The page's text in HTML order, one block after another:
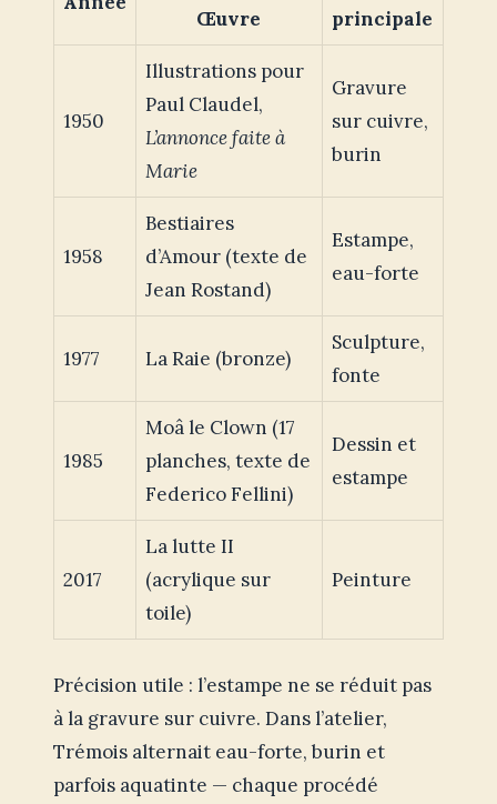
Œuvre
principale
1950
Illustrations pour
Paul Claudel,
L’annonce faite à
Marie
Gravure
sur cuivre,
burin
1958
Bestiaires
d’Amour (texte de
Jean Rostand)
Estampe,
eau-forte
1977 La Raie (bronze)
Sculpture,
fonte
1985
Moâ le Clown (17
planches, texte de
Federico Fellini)
Dessin et
estampe
2017
La lutte II
(acrylique sur
toile)
Peinture
Précision utile : l’estampe ne se réduit pas
à la gravure sur cuivre. Dans l’atelier,
Trémois alternait eau-forte, burin et
parfois aquatinte — chaque procédé